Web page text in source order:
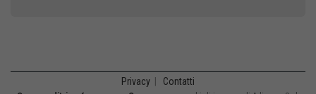
Privacy Contatti